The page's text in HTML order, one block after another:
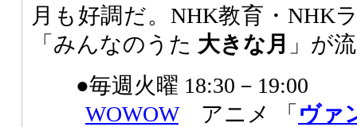
月も好調だ。NHK教育・NHK
「みんなのうた 大きな月 」が
●毎週火曜 18:30－19:00
WOWOWアニメ 「 ヴァ